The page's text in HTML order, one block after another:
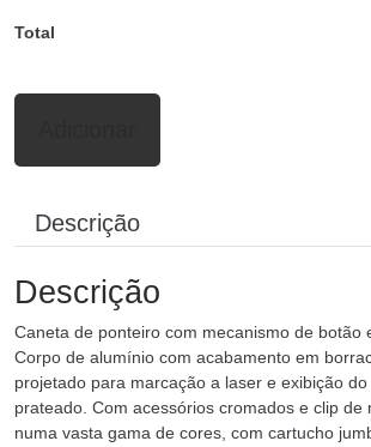
Total
Descrição
Descrição
Caneta de ponteiro com mecanismo de botão
Corpo de alumínio com acabamento em
projetado para marcação a laser e exibição
prateado. Com acessórios cromados e clip de
numa vasta gama de cores, com cartucho